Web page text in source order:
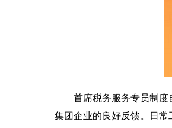
首席税务服务专员制度
集团企业的良好反馈。日